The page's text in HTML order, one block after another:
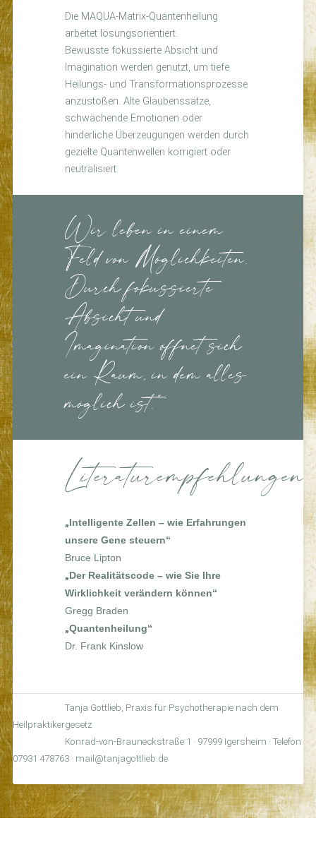
Die MAQUA-Matrix-Quantenheilung
arbeitet lösungsorientiert.
Bewusste fokussierte Absicht und
Imagination werden genutzt, um tiefe
Heilungs- und Transformationsprozesse
anzustoßen. Alte Glaubenssätze,
schwächende Emotionen oder
hinderliche Überzeugungen werden durch
gezielte Quantenwellen korrigiert oder
neutralisiert.
Wir leben in einem
Feld von Möglichkeiten.
Durch fokussierte
Absicht und
Imagination öffnet sich
ein Raum, in dem alles
möglich ist."
Literaturempfehlungen:
„Intelligente Zellen – wie Erfahrungen
unsere Gene steuern“
Bruce Lipton
„Der Realitätscode – wie Sie Ihre
Wirklichkeit verändern können“
Gregg Braden
„Quantenheilung“
Dr. Frank Kinslow
Tanja Gottlieb, Praxis für Psychotherapie nach dem
Heilpraktikergesetz
Konrad-von-Brauneckstraße 1 · 97999 Igersheim · Telefon
07931 478763 · mail@tanjagottlieb.de